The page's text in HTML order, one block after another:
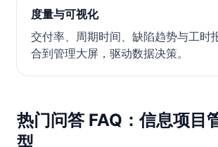
度量与可视化
交付率、周期时间、缺陷趋势与工时
合到管理大屏，驱动数据决策。
热门问答 FAQ：信息项目
型